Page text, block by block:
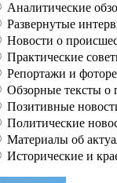
Аналитические
Развернутые
Новости о
Практические
Репортажи и
Обзорные тексты о
Позитивные
Политические
Материалы об
Исторические и